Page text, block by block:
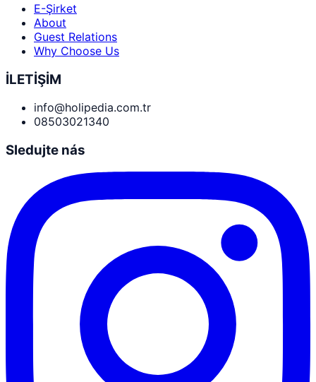
E-Şirket
About
Guest Relations
Why Choose Us
İLETİŞİM
info@holipedia.com.tr
08503021340
Sledujte nás